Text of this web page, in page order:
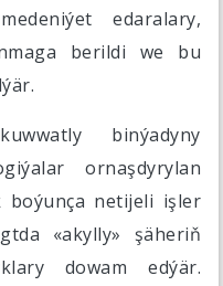
edaralary,
berildi we bu
binýadyny
ornaşdyrylan
boýunça netijeli işler
«akylly» şäheriň
dowam edýär.